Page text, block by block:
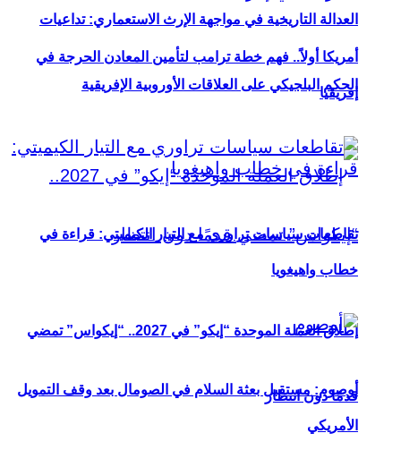
العدالة التاريخية في مواجهة الإرث الاستعماري: تداعيات
الحكم البلجيكي على العلاقات الأوروبية الإفريقية
إطلاق العملة الموحدة “إيكو” في 2027.. “إيكواس” تمضي
قدمًا دون انتظار
أمريكا أولاً.. فهم خطة ترامب لتأمين المعادن الحرجة في
إفريقيا
تقاطعات سياسات تراوري مع التيار الكيميتي: قراءة في
خطاب واهيغويا
أوصوم: مستقبل بعثة السلام في الصومال بعد وقف التمويل
الأمريكي